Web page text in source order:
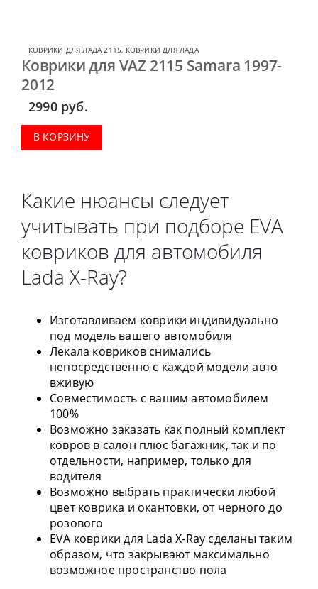
КОВРИКИ ДЛЯ ЛАДА 2115, КОВРИКИ ДЛЯ ЛАДА
Коврики для VAZ 2115 Samara 1997-
2012
2990 руб.
В КОРЗИНУ
Какие нюансы следует
учитывать при подборе EVA
ковриков для автомобиля
Lada X-Ray?
Изготавливаем коврики индивидуально
под модель вашего автомобиля
Лекала ковриков снимались
непосредственно с каждой модели авто
вживую
Совместимость с вашим автомобилем
100%
Возможно заказать как полный комплект
ковров в салон плюс багажник, так и по
отдельности, например, только для
водителя
Возможно выбрать практически любой
цвет коврика и окантовки, от черного до
розового
EVA коврики для Lada X-Ray сделаны таким
образом, что закрывают максимально
возможное пространство пола